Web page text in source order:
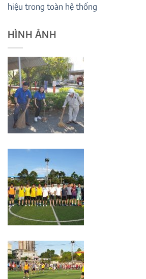
hiệu trong toàn hệ thống
HÌNH ẢNH